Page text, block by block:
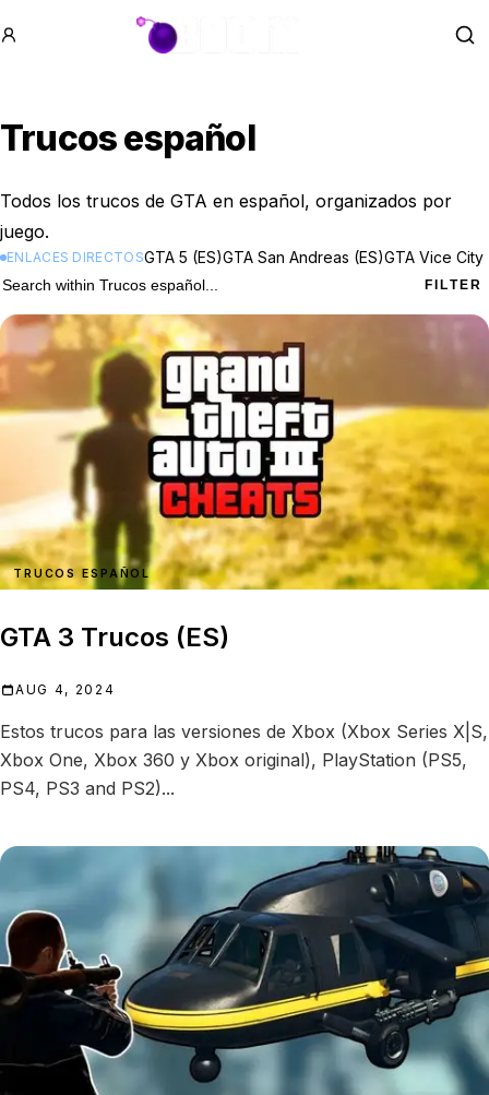
GTA BOOM
Trucos español
Todos los trucos de GTA en español, organizados por
juego.
ENLACES DIRECTOSGTA 5 (ES)GTA San Andreas (ES)GTA Vice City
5 Trucos español results
Search withinTrucos español FILTER
TRUCOS ESPAÑOL
GTA 3 Trucos (ES)
AUG 4, 2024
Estos trucos para las versiones de Xbox (Xbox Series X|S,
Xbox One, Xbox 360 y Xbox original), PlayStation (PS5,
PS4, PS3 and PS2)...